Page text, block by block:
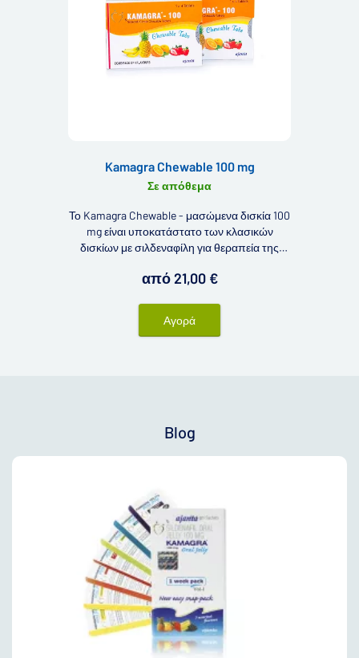
Kamagra Chewable 100 mg
Σε απόθεμα
Το Kamagra Chewable - μασώμενα δισκία 100
mg είναι υποκατάστατο των κλασικών
δισκίων με σιλδεναφίλη για θεραπεία της
Kamagra Chewable - μασώμενα δισκία
από 21,00 €
Αγορά
Blog